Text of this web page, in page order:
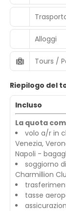
Alloggi
Tours /
Riepilogo del
Incluso
La quota
volo a/r in
Venezia,
Napoli -
soggiorno
Charmillion
tasse